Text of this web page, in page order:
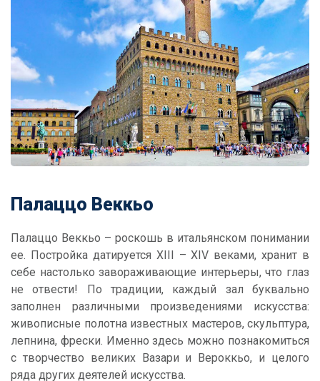
Палаццо Веккьо
Палаццо Веккьо – роскошь в итальянском понимании
ее. Постройка датируется XIII – XIV веками, хранит в
себе настолько завораживающие интерьеры, что глаз
не отвести! По традиции, каждый зал буквально
заполнен различными произведениями искусства:
живописные полотна известных мастеров, скульптура,
лепнина, фрески. Именно здесь можно познакомиться
с творчество великих Вазари и Вероккьо, и целого
ряда других деятелей искусства.